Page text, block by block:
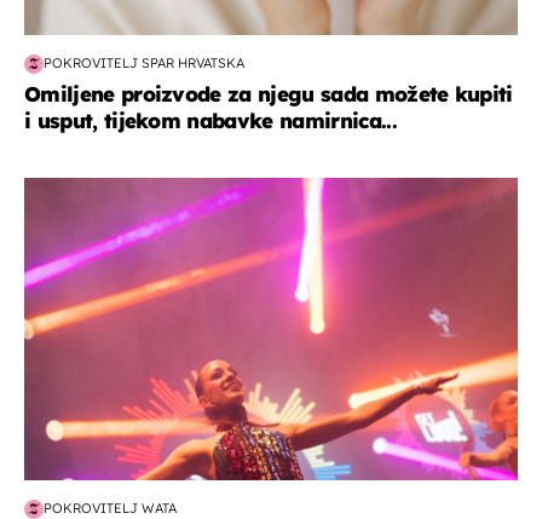
POKROVITELJ SPAR HRVATSKA
Omiljene proizvode za njegu sada možete kupiti
i usput, tijekom nabavke namirnica...
POKROVITELJ WATA